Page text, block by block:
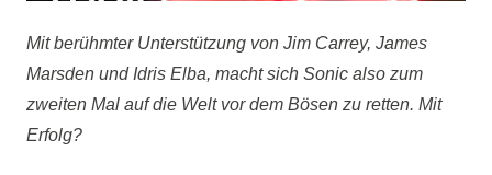
Mit berühmter Unterstützung von Jim Carrey, James
Marsden und Idris Elba, macht sich Sonic also zum
zweiten Mal auf die Welt vor dem Bösen zu retten. Mit
Erfolg?